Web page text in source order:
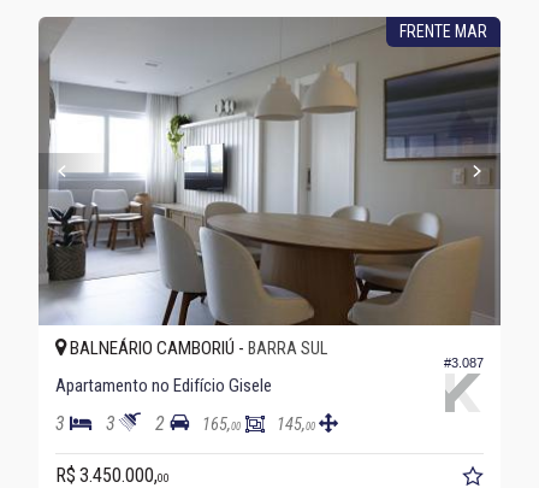
FRENTE MAR
#3.087
BALNEÁRIO CAMBORIÚ - BARRA SUL
Apartamento no Edifício Gisele
3 3 2 165,00 145,00
R$ 3.450.000,00